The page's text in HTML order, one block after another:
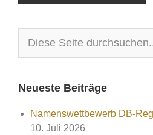
Neueste Beiträge
Namenswettbewerb DB-
10. Juli 2026